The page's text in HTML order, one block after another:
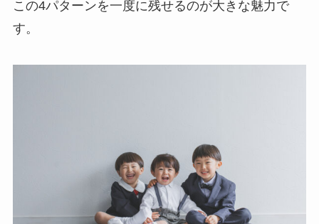
この4パターンを一度に残せるのが大きな魅力で
す。